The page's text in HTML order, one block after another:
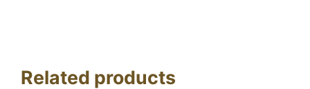
Related products